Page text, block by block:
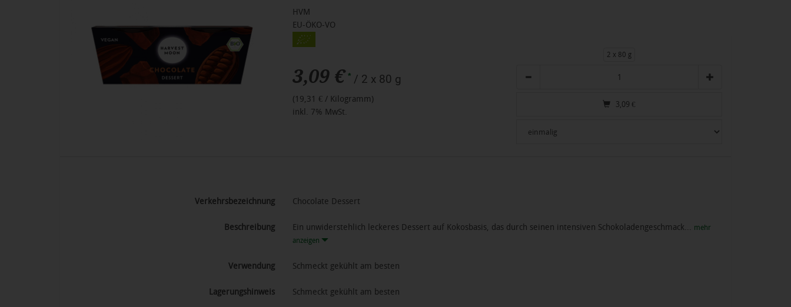
HVM
EU-ÖKO-VO
3,09 € * / 2 x 80 g
(19,31 € / Kilogramm)
inkl. 7% MwSt.
2 x 80 g
3,09 €
Verkehrsbezeichnung Chocolate Dessert
Beschreibung Ein unwiderstehlich leckeres Dessert auf Kokosbasis, das durch seinen intensiven Schokoladengeschmack... mehr
anzeigen
Verwendung Schmeckt gekühlt am besten
Lagerungshinweis Schmeckt gekühlt am besten